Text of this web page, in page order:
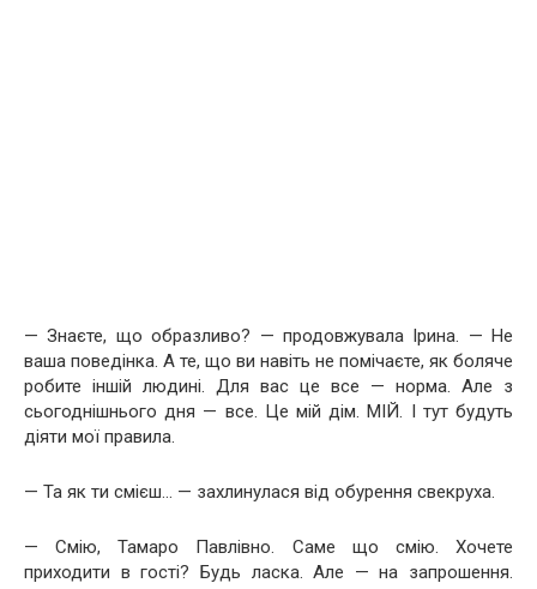
— Знаєте, що образливо? — продовжувала Ірина. — Не
ваша поведінка. А те, що ви навіть не помічаєте, як боляче
робите іншій людині. Для вас це все — норма. Але з
сьогоднішнього дня — все. Це мій дім. МІЙ. І тут будуть
діяти мої правила.
— Та як ти смієш… — захлинулася від обурення свекруха.
— Смію, Тамаро Павлівно. Саме що смію. Хочете
приходити в гості? Будь ласка. Але — на запрошення.